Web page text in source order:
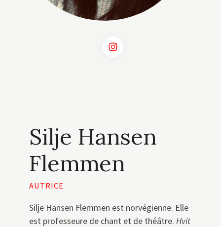
Silje Hansen
Flemmen
AUTRICE
Silje Hansen Flemmen est norvégienne. Elle
est professeure de chant et de théâtre. Hvit